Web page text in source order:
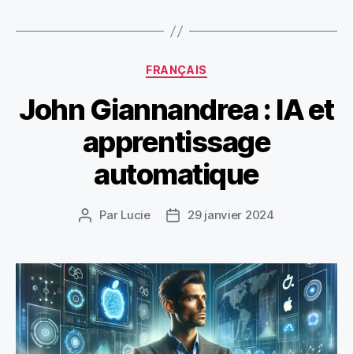
Catégories
FRANÇAIS
John Giannandrea : IA et
apprentissage
automatique
Auteur
Par Lucie
Date29 janvier 2024